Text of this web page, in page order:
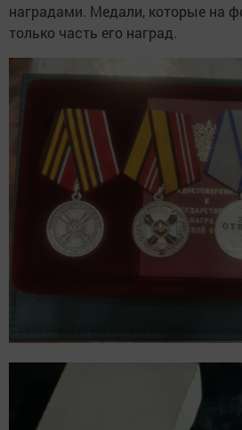
наградами. Медали, которые на
только часть его наград.